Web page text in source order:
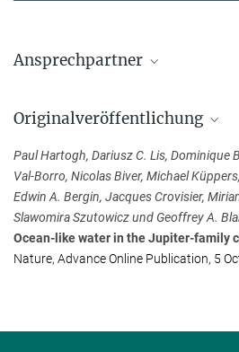
Ansprechpartner
Max-Planck-Institut für
Krummheuer@...
Dr. Paul Hartogh
Max-Planck-Institut für
+49 551 384979-342
Max-Planck-Institut für
Originalveröffentlichung
Paul Hartogh, Dariusz C. Lis, Dominique
Val-Borro, Nicolas Biver, Michael
Edwin A. Bergin, Jacques Crovisier,
Slawomira Szutowicz und Geoffrey A.
Ocean-like water in the Jupiter-family
Nature, Advance Online Publication, 5